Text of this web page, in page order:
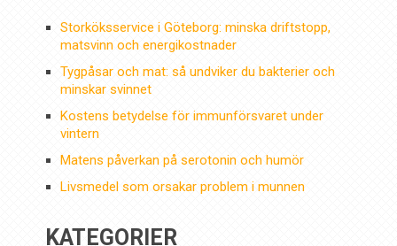
Storköksservice i Göteborg: minska driftstopp,
matsvinn och energikostnader
Tygpåsar och mat: så undviker du bakterier och
minskar svinnet
Kostens betydelse för immunförsvaret under
vintern
Matens påverkan på serotonin och humör
Livsmedel som orsakar problem i munnen
KATEGORIER